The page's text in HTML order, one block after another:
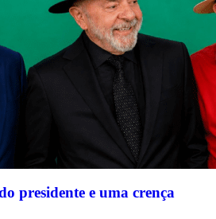
presidente e uma crença